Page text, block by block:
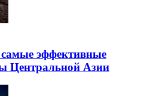
эффективные
Центральной Азии